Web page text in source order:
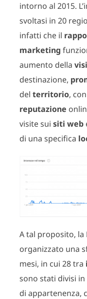
intorno al 2015.
svoltasi in 20
infatti che il
marketing
aumento della
destinazione,
del territorio,
reputazione
visite sui siti web
di una specifica
A tal proposito, la
organizzato una
mesi, in cui 28 tra
sono stati divisi
di appartenenza,